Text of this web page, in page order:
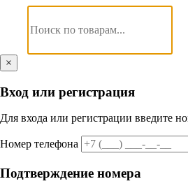
×
Вход или регистрация
Для входа или регистрации введите
Номер телефона
Подтверждение номера